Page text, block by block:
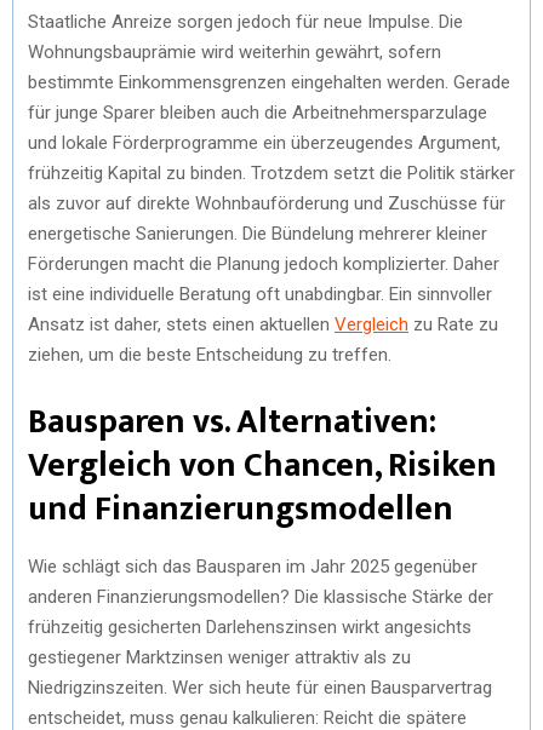
Staatliche Anreize sorgen jedoch für neue Impulse. Die
Wohnungsbauprämie wird weiterhin gewährt, sofern
bestimmte Einkommensgrenzen eingehalten werden. Gerade
für junge Sparer bleiben auch die Arbeitnehmersparzulage
und lokale Förderprogramme ein überzeugendes Argument,
frühzeitig Kapital zu binden. Trotzdem setzt die Politik stärker
als zuvor auf direkte Wohnbauförderung und Zuschüsse für
energetische Sanierungen. Die Bündelung mehrerer kleiner
Förderungen macht die Planung jedoch komplizierter. Daher
ist eine individuelle Beratung oft unabdingbar. Ein sinnvoller
Ansatz ist daher, stets einen aktuellen Vergleich zu Rate zu
ziehen, um die beste Entscheidung zu treffen.
Bausparen vs. Alternativen:
Vergleich von Chancen, Risiken
und Finanzierungsmodellen
Wie schlägt sich das Bausparen im Jahr 2025 gegenüber
anderen Finanzierungsmodellen? Die klassische Stärke der
frühzeitig gesicherten Darlehenszinsen wirkt angesichts
gestiegener Marktzinsen weniger attraktiv als zu
Niedrigzinszeiten. Wer sich heute für einen Bausparvertrag
entscheidet, muss genau kalkulieren: Reicht die spätere